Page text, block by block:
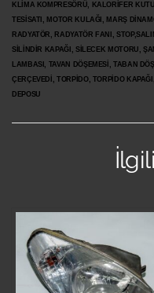
KLİMA KOMPRESÖRÜ, KALORİFER
TESİSATI, MOTOR KULAĞI, MARŞ
RADYATÖR, RADYATÖR FANI,
SİLİNDİR KAPAĞI, SİLECEK MOTORU,
LAMBASI, TAVAN DÖŞEMESİ, TABAN
ÇERÇEVEDİ, TORPİDO, TORPİDO
DEPOSU